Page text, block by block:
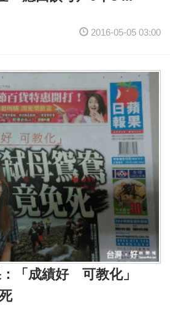
2016-05-05 03:00
：「成績好 可教化」